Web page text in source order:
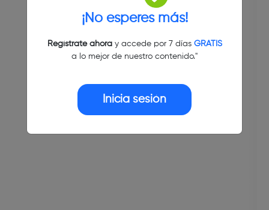
¡No esperes más!
Regístrate ahoray accede por 7 días GRATIS
a lo mejor de nuestro contenido."
Inicia sesión